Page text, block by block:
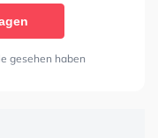
gesehen haben